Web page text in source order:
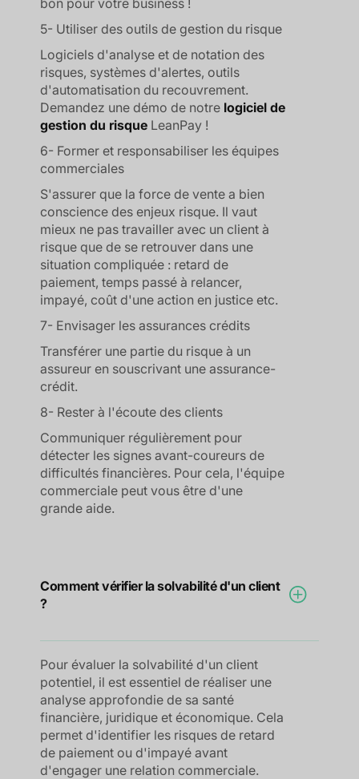
5- Utiliser des outils de gestion du risque
Logiciels d'analyse et de notation des
risques, systèmes d'alertes, outils
d'automatisation du recouvrement.
Demandez une démo de notre logiciel de
gestion du risque LeanPay !
6- Former et responsabiliser les équipes
commerciales
S'assurer que la force de vente a bien
conscience des enjeux risque. Il vaut
mieux ne pas travailler avec un client à
risque que de se retrouver dans une
situation compliquée : retard de
paiement, temps passé à relancer,
impayé, coût d'une action en justice etc.
7- Envisager les assurances crédits
Transférer une partie du risque à un
assureur en souscrivant une assurance-
crédit.
8- Rester à l'écoute des clients
Communiquer régulièrement pour
détecter les signes avant-coureurs de
difficultés financières. Pour cela, l'équipe
commerciale peut vous être d'une
grande aide.
Comment vérifier la solvabilité d'un client
?
Pour évaluer la solvabilité d'un client
potentiel, il est essentiel de réaliser une
analyse approfondie de sa santé
financière, juridique et économique. Cela
permet d'identifier les risques de retard
de paiement ou d'impayé avant
d'engager une relation commerciale.